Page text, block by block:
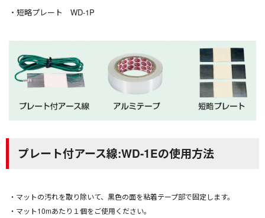
短略プレート WD-1P
プレート付アース線:WD-1Eの使用方法
・マットの汚れを取り除いて、黒色の面を粘着テープ部で固定します。
・マット10mあたり１個をご使用ください。